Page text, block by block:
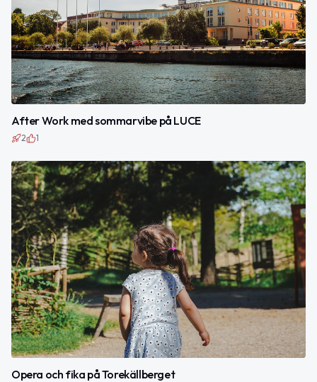
After Work med sommarvibe på LUCE
2 1
Opera och fika på Torekällberget